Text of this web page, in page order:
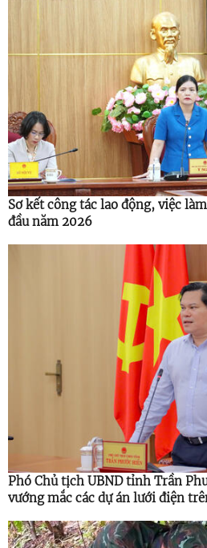
Sơ kết công tác lao động, việc
đầu năm 2026
Phó Chủ tịch UBND tỉnh Trần
vướng mắc các dự án lưới điện